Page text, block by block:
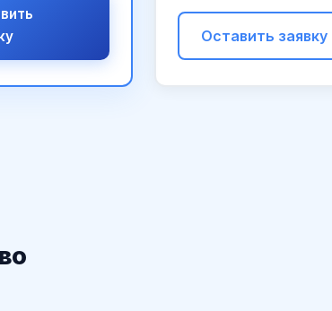
Оставить заявку